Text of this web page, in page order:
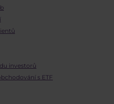
investorů
s ETF